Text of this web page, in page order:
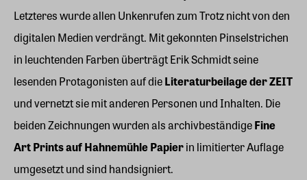
Letzteres wurde allen Unkenrufen zum Trotz nicht von den
digitalen Medien verdrängt. Mit gekonnten Pinselstrichen
in leuchtenden Farben überträgt Erik Schmidt seine
lesenden Protagonisten auf dieLiteraturbeilage der ZEIT
und vernetzt sie mit anderen Personen und Inhalten. Die
beiden Zeichnungen wurden als archivbeständigeFine
Art Prints auf Hahnemühle Papierin limitierter Auflage
umgesetzt und sind handsigniert.